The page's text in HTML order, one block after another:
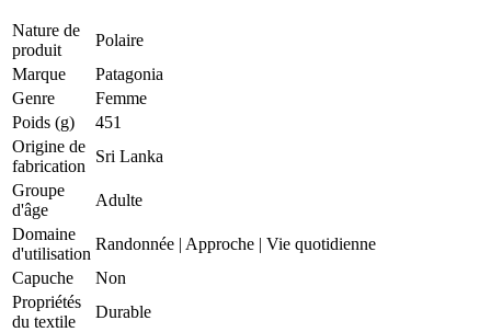
Nature de
produit
Polaire
Marque
Patagonia
Genre
Femme
Poids (g)
451
Origine de
fabrication
Sri Lanka
Groupe
d'âge
Adulte
Domaine
d'utilisation
Randonnée | Approche | Vie quotidienne
Capuche
Non
Propriétés
du textile
Durable